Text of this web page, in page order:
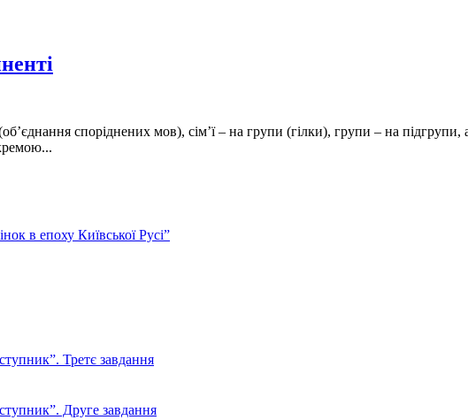
споріднених мов), сім’ї – на групи (гілки), групи – на